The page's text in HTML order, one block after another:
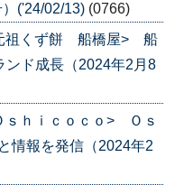
('24/02/13) (0766)
祖くず餅 船橋屋> 船
ンド成長（2024年2月8
ｓｈｉｃｏｃｏ> Ｏｓ
情報を発信（2024年2